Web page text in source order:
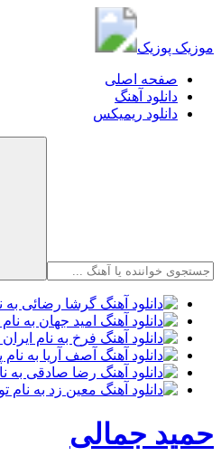
موزیک پوزیک
صفحه اصلی
دانلود آهنگ
دانلود ریمیکس
حمید جمالی